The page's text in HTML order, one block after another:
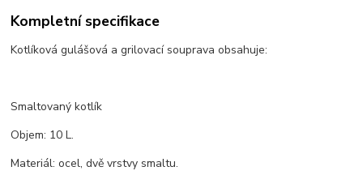
Kompletní specifikace
Kotlíková gulášová a grilovací souprava obsahuje:
Smaltovaný kotlík
Objem: 10 L.
Materiál: ocel, dvě vrstvy smaltu.